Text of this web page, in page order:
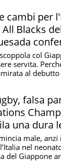
cambi per
All Blacks
col
servita.
al
falsa
una dura
male,
nel
del Giappone